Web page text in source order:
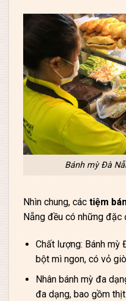
Bánh mỳ Đà
Nhìn chung, các tiệm
Nẵng đều có những đặc
Chất lượng: Bánh
bột mì ngon, có vỏ
Nhân bánh mỳ đa
đa dạng, bao gồm